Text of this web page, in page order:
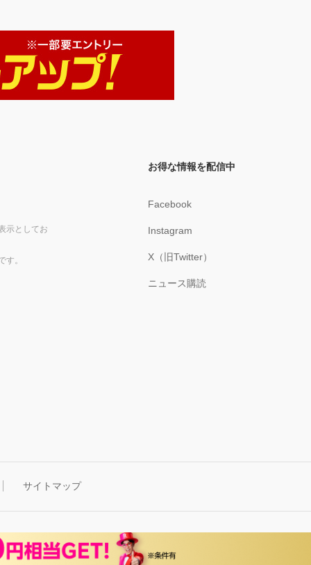
示としてお
す。
お得な情報を配信中
Facebook
Instagram
X（旧Twitter）
ニュース購読
サイトマップ